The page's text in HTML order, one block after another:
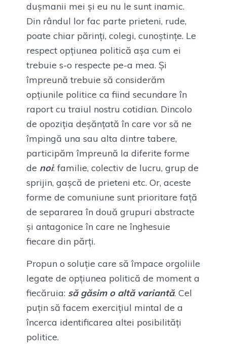
dușmanii mei și eu nu le sunt inamic.
Din rândul lor fac parte prieteni, rude,
poate chiar părinți, colegi, cunoștințe. Le
respect opțiunea politică așa cum ei
trebuie s-o respecte pe-a mea. Și
împreună trebuie să considerăm
opțiunile politice ca fiind secundare în
raport cu traiul nostru cotidian. Dincolo
de opoziția deșănțată în care vor să ne
împingă una sau alta dintre tabere,
participăm împreună la diferite forme
de noi: familie, colectiv de lucru, grup de
sprijin, gașcă de prieteni etc. Or, aceste
forme de comuniune sunt prioritare față
de separarea în două grupuri abstracte
și antagonice în care ne înghesuie
fiecare din părți.
Propun o soluție care să împace orgoliile
legate de opțiunea politică de moment a
fiecăruia: să găsim o altă variantă. Cel
puțin să facem exercițiul mintal de a
încerca identificarea altei posibilități
politice.